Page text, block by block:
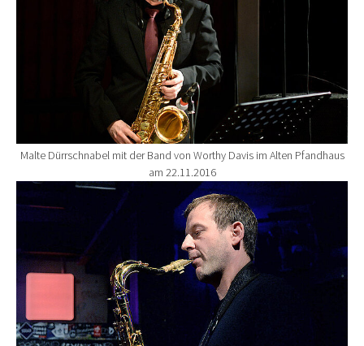
Malte Dürrschnabel mit der Band von Worthy Davis im Alten Pfandhaus
am 22.11.2016
Show larger version for: